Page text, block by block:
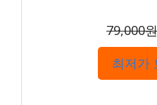
79,000원
최저가